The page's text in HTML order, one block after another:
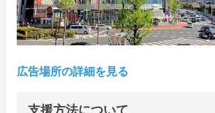
広告場所の詳細を見る